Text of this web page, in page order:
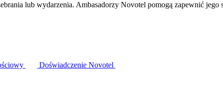
lub wydarzenia. Ambasadorzy Novotel pomogą zapewnić jego
Doświadczenie Novotel